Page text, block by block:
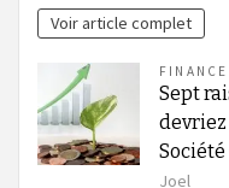
Voir article complet
FINANCE
Sept
Société
Joel